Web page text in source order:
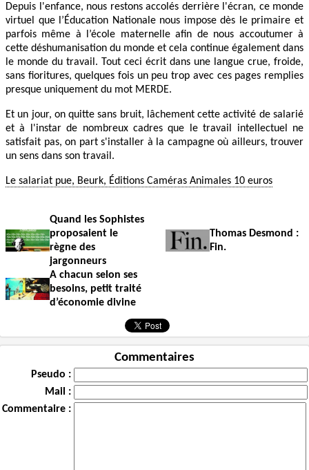
Depuis l'enfance, nous restons accolés derrière l'écran, ce monde
virtuel que l’Éducation Nationale nous impose dès le primaire et
parfois même à l’école maternelle afin de nous accoutumer à
cette déshumanisation du monde et cela continue également dans
le monde du travail. Tout ceci écrit dans une langue crue, froide,
sans fioritures, quelques fois un peu trop avec ces pages remplies
presque uniquement du mot MERDE.
Et un jour, on quitte sans bruit, lâchement cette activité de salarié
et à l'instar de nombreux cadres que le travail intellectuel ne
satisfait pas, on part s'installer à la campagne où ailleurs, trouver
un sens dans son travail.
Le salariat pue, Beurk, Éditions Caméras Animales 10 euros
Quand les Sophistes
proposaient le
règne des
jargonneurs
Thomas Desmond :
Fin.
A chacun selon ses
besoins, petit traité
d’économie divine
Commentaires
Pseudo :
Mail :
Commentaire :